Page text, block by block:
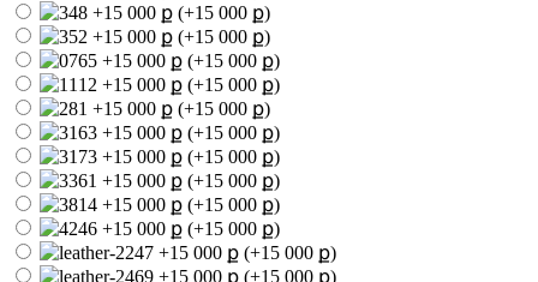
(+15 000 ք)
(+15 000 ք)
(+15 000 ք)
(+15 000 ք)
(+15 000 ք)
(+15 000 ք)
(+15 000 ք)
(+15 000 ք)
(+15 000 ք)
(+15 000 ք)
(+15 000 ք)
(+15 000 ք)